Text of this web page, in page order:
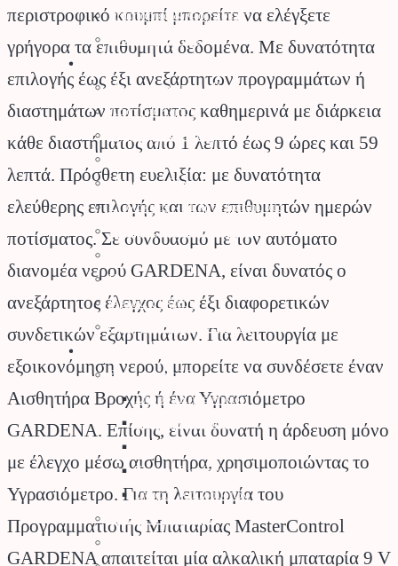
περιστροφικό κουμπί μπορείτε να ελέγξετε
γρήγορα τα επιθυμητά δεδομένα. Με δυνατότητα
επιλογής έως έξι ανεξάρτητων προγραμμάτων ή
διαστημάτων ποτίσματος καθημερινά με διάρκεια
κάθε διαστήματος από 1 λεπτό έως 9 ώρες και 59
λεπτά. Πρόσθετη ευελιξία: με δυνατότητα
ελεύθερης επιλογής και των επιθυμητών ημερών
ποτίσματος. Σε συνδυασμό με τον αυτόματο
διανομέα νερού GARDENA, είναι δυνατός ο
ανεξάρτητος έλεγχος έως έξι διαφορετικών
συνδετικών εξαρτημάτων. Για λειτουργία με
εξοικονόμηση νερού, μπορείτε να συνδέσετε έναν
Αισθητήρα Βροχής ή ένα Υγρασιόμετρο
GARDENA. Επίσης, είναι δυνατή η άρδευση μόνο
με έλεγχο μέσω αισθητήρα, χρησιμοποιώντας το
Υγρασιόμετρο. Για τη λειτουργία του
Προγραμματιστής Μπαταρίας MasterControl
GARDENA απαιτείται μία αλκαλική μπαταρία 9 V
Μπαταρίες & Φορτιστές
Stihl Collection
Πότισμα
Προγραμματιστές Κήπου
Λάστιχα Κήπου
Εξαρτήματα Βρύσης
Πλαστικά Εξαρτήματα
Σταλάκτες – Μικροεξαρτήματα
Σωλήνες Αυτ. Ποτίσματος
Καλώδια Κήπου
Φρεάτια Κήπου
Ορειχάλκινα Εξαρτήματα
Φυτά – Σπόροι
Σπόροι – Βολβοί
Σπόροι Κηπευτικών
Βιολογικοί Σπόροι
Σπόροι Γκαζόν
Σπόροι Λουλουδιών
Φυτά για τον Κήπο